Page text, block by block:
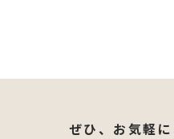
ぜひ、お気軽に